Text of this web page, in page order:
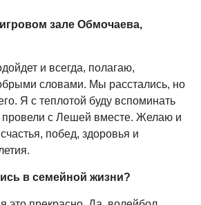
зале Обмочаева,
и всегда, полагаю,
словами. Мы расстались, но
Я с теплотой буду вспоминать
с Лешей вместе. Желаю и
побед, здоровья и
в семейной жизни?